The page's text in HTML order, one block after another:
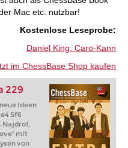
Mac etc. nutzbar!
:Kostenlose Leseprobe
Daniel King: Caro-Kann
im ChessBase Shop kaufen
229
Ideen
Sf6
Najdrof,
mit
von